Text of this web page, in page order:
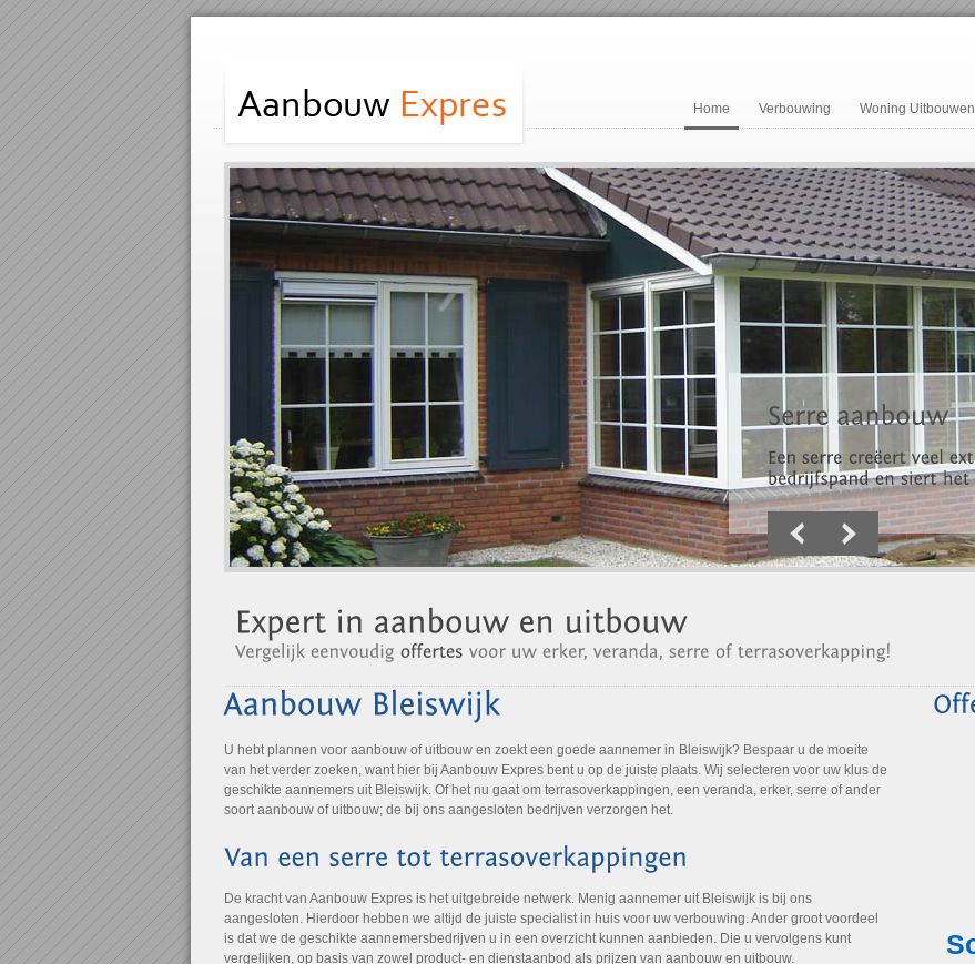
Home Verbouwing Woning Uitbouwen
U hebt plannen voor aanbouw of uitbouw en zoekt een goede aannemer in Bleiswijk? Bespaar u de moeite
van het verder zoeken, want hier bij Aanbouw Expres bent u op de juiste plaats. Wij selecteren voor uw klus de
geschikte aannemers uit Bleiswijk. Of het nu gaat om terrasoverkappingen, een veranda, erker, serre of ander
soort aanbouw of uitbouw; de bij ons aangesloten bedrijven verzorgen het.
De kracht van Aanbouw Expres is het uitgebreide netwerk. Menig aannemer uit Bleiswijk is bij ons
aangesloten. Hierdoor hebben we altijd de juiste specialist in huis voor uw verbouwing. Ander groot voordeel
is dat we de geschikte aannemersbedrijven u in een overzicht kunnen aanbieden. Die u vervolgens kunt
vergelijken, op basis van zowel product- en dienstaanbod als prijzen van aanbouw en uitbouw.